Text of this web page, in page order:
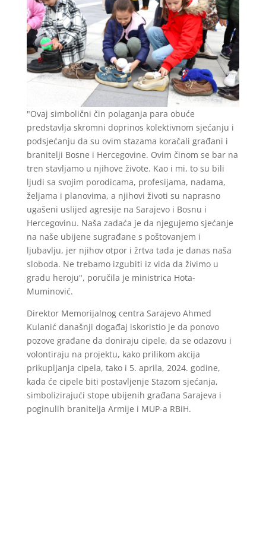
"Ovaj simbolični čin polaganja para obuće
predstavlja skromni doprinos kolektivnom sjećanju i
podsjećanju da su ovim stazama koračali građani i
branitelji Bosne i Hercegovine. Ovim činom se bar na
tren stavljamo u njihove živote. Kao i mi, to su bili
ljudi sa svojim porodicama, profesijama, nadama,
željama i planovima, a njihovi životi su naprasno
ugašeni uslijed agresije na Sarajevo i Bosnu i
Hercegovinu. Naša zadaća je da njegujemo sjećanje
na naše ubijene sugrađane s poštovanjem i
ljubavlju, jer njihov otpor i žrtva tada je danas naša
sloboda. Ne trebamo izgubiti iz vida da živimo u
gradu heroju", poručila je ministrica Hota-
Muminović.
Direktor Memorijalnog centra Sarajevo Ahmed
Kulanić današnji događaj iskoristio je da ponovo
pozove građane da doniraju cipele, da se odazovu i
volontiraju na projektu, kako prilikom akcija
prikupljanja cipela, tako i 5. aprila, 2024. godine,
kada će cipele biti postavljenje Stazom sjećanja,
simbolizirajući stope ubijenih građana Sarajeva i
poginulih branitelja Armije i MUP-a RBiH.